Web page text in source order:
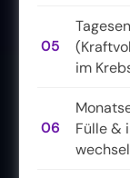
05
im
06
Fülle &